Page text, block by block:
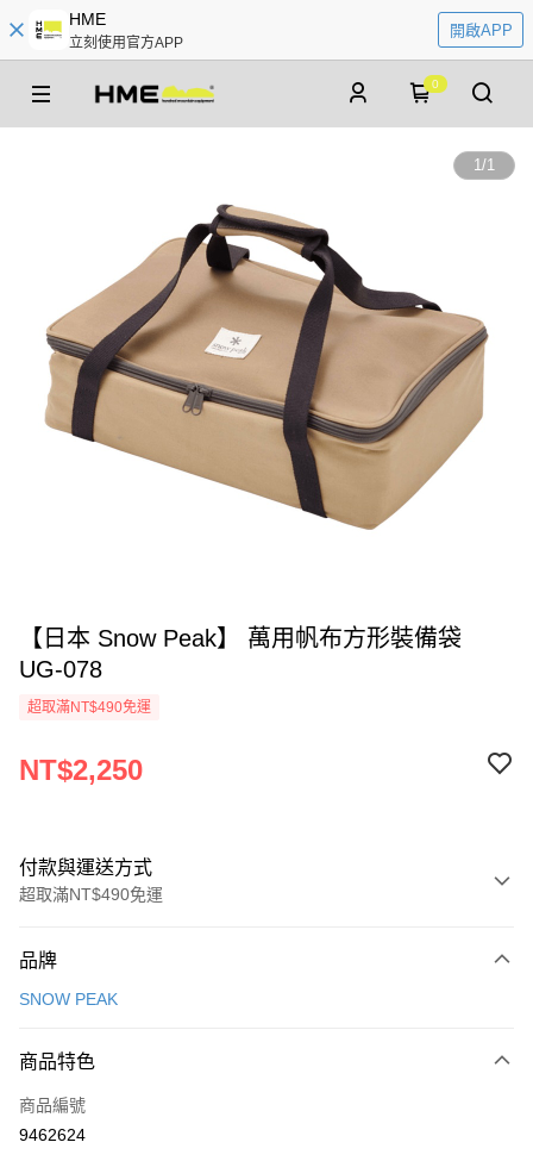
HME
立刻使用官方APP
開啟APP
0
1/1
【日本 Snow Peak】 萬用帆布方形裝備袋
UG-078
超取滿NT$490免運
NT$2,250
付款與運送方式
超取滿NT$490免運
信用卡一次付款
3 期 0 利率 每期
合作金庫商業銀行
上海商業儲蓄銀行
超商取貨付款
LINE Pay
品牌
SNOW PEAK
商品特色
商品編號
9462624